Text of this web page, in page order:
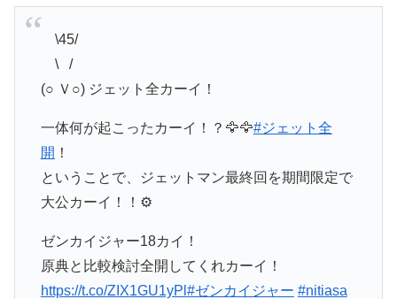
⠀ \45/
⠀ \⠀/
(○ Ｖ○) ジェット全カーイ！
一体何が起こったカーイ！？🦅🦅#ジェット全
開 ！
ということで、ジェットマン最終回を期間限定で
大公カーイ！！⚙
ゼンカイジャー18カイ！
原典と比較検討全開してくれカーイ！
https://t.co/ZIX1GU1yPl #ゼンカイジャー #nitiasa